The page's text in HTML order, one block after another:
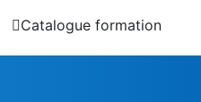
Catalogue formation